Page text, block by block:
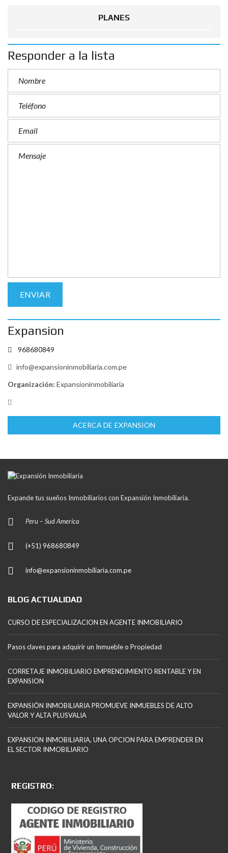
PLANES
Responder a la lista
Expansion
968680849
info@expansioninmobiliaria.com.pe
Organización: Expansioninmobiliaria
ACERCA DE EXPANSION
Expande tus sueños Inmobiliarios con Expansión Inmobiliaria.
Peru – Sud America
(+51) 968680849
info@expansioninmobiliaria.com.pe
BLOG ACTUALIDAD
CURSO DE ESPECIALIZACION EN AGENTE INMOBILIARIO
Pasos claves para adquirir un Inmueble o Propiedad
CORRETAJE INMOBILIARIO EMPRENDIMIENTO RENTABLE Y EN
EXPANSION
EXPANSIÓN INMOBILIARIA PROMUEVE INMUEBLES DE ALTO
VALOR Y ALTA PLUSVALIA
EXPANSION INMOBILIARIA, UNA OPCION PARA EMPRENDER EN
EL SECTOR INMOBILIARIO